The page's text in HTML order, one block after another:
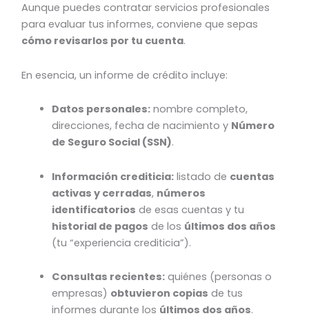
Aunque puedes contratar servicios profesionales
para evaluar tus informes, conviene que sepas
cómo revisarlos por tu cuenta.
En esencia, un informe de crédito incluye:
Datos personales: nombre completo,
direcciones, fecha de nacimiento y Número
de Seguro Social (SSN).
Información crediticia: listado de cuentas
activas y cerradas, números
identificatorios de esas cuentas y tu
historial de pagos de los últimos dos años
(tu “experiencia crediticia”).
Consultas recientes: quiénes (personas o
empresas) obtuvieron copias de tus
informes durante los últimos dos años.